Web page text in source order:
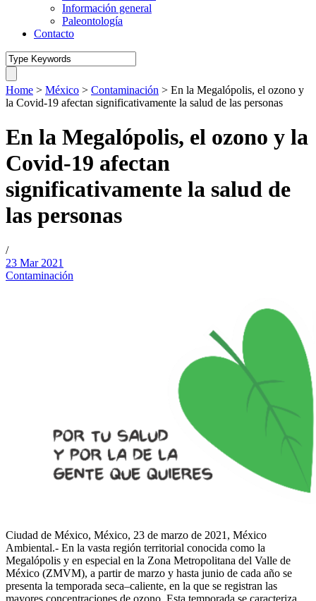
Información general
Paleontología
Contacto
Home > México > Contaminación > En la Megalópolis, el ozono y
la Covid-19 afectan significativamente la salud de las personas
En la Megalópolis, el ozono y la
Covid-19 afectan
significativamente la salud de
las personas
/
23 Mar 2021
Contaminación
Ciudad de México, México, 23 de marzo de 2021, México
Ambiental.- En la vasta región territorial conocida como la
Megalópolis y en especial en la Zona Metropolitana del Valle de
México (ZMVM), a partir de marzo y hasta junio de cada año se
presenta la temporada seca–caliente, en la que se registran las
mayores concentraciones de ozono. Esta temporada se caracteriza